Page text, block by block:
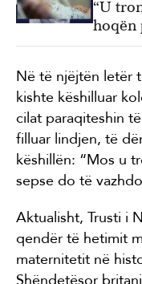
“U
hoqën
Në të njëjtën letër
kishte këshilluar
cilat paraqiteshin
filluar lindjen, të
këshillën: “Mos u
sepse do të
Aktualisht, Trusti i
qendër të hetimit
maternitetit në
Shëndetësor